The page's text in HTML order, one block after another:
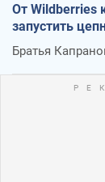
От Wildberries
запустить
Братья